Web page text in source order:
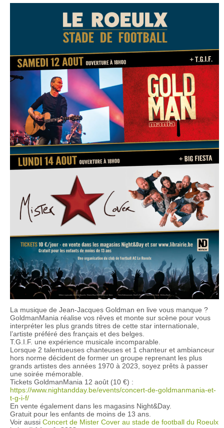
La musique de Jean-Jacques Goldman en live vous manque ?
GoldmanMania réalise vos rêves et monte sur scène pour vous
interpréter les plus grands titres de cette star internationale,
l’artiste préféré des français et des belges.
T.G.I.F. une expérience musicale incomparable.
Lorsque 2 talentueuses chanteuses et 1 chanteur et ambianceur
hors norme décident de former un groupe reprenant les plus
grands artistes des années 1970 à 2023, soyez prêts à passer
une soirée mémorable.
Tickets GoldmanMania 12 août (10 €) :
https://www.nightandday.be/events/concert-de-goldmanmania-et-
t-g-i-f/
En vente également dans les magasins Night&Day.
Gratuit pour les enfants de moins de 13 ans.
Voir aussi Concert de Mister Cover au stade de football du Roeulx